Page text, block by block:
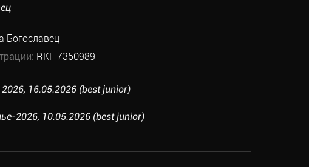
Богославец
RKF 7350989
16.05.2026 (best junior)
2026, 10.05.2026 (best junior)